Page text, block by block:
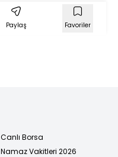
Paylaş Favoriler
Canlı Borsa
Namaz Vakitleri 2026